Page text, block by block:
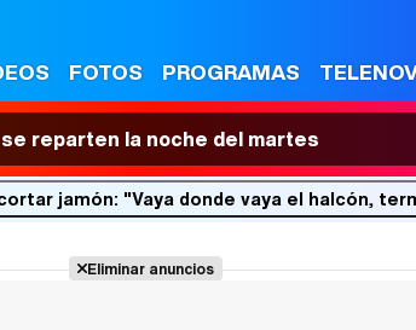
FOTOS PROGRAMAS
reparten la noche del martes
jamón: "Vaya donde vaya el halcón,
Eliminar anuncios